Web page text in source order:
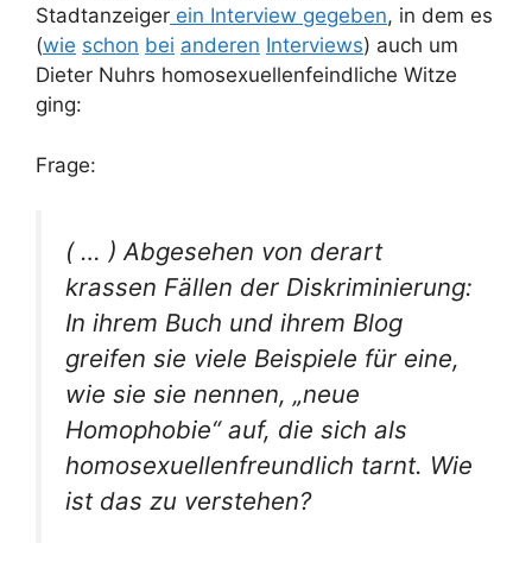
Stadtanzeiger ein Interview gegeben, in dem es
(wie schon bei anderen Interviews) auch um
Dieter Nuhrs homosexuellenfeindliche Witze
ging:
Frage:
( … ) Abgesehen von derart
krassen Fällen der Diskriminierung:
In ihrem Buch und ihrem Blog
greifen sie viele Beispiele für eine,
wie sie sie nennen, „neue
Homophobie“ auf, die sich als
homosexuellenfreundlich tarnt. Wie
ist das zu verstehen?